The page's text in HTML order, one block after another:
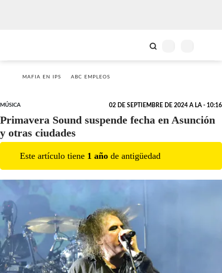
MAFIA EN IPS ABC EMPLEOS
MÚSICA 02 DE SEPTIEMBRE DE 2024 A LA - 10:16
Primavera Sound suspende fecha en Asunción
y otras ciudades
Este artículo tiene 1 año de antigüedad